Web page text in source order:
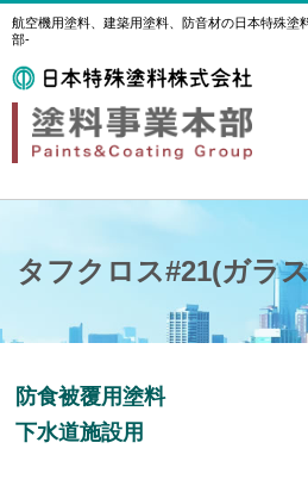
航空機用塗料、建築用塗料、防音材の日本特殊塗
部-
タフクロス#21(ガラ
防食被覆用塗料
下水道施設用